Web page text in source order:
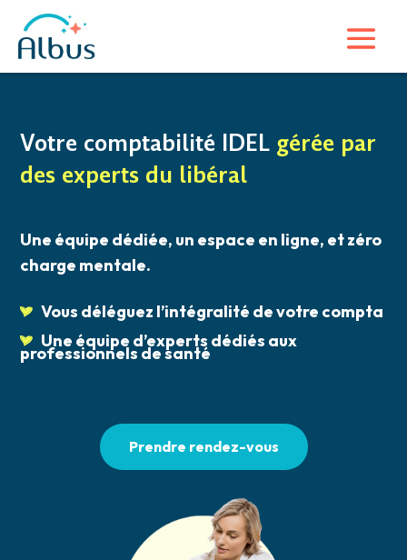
Votre comptabilité IDEL gérée par
des experts du libéral
Une équipe dédiée, un espace en ligne, et zéro
charge mentale.
Vous déléguez l’intégralité de votre compta
Une équipe d’experts dédiés aux
professionnels de santé
Prendre rendez-vous